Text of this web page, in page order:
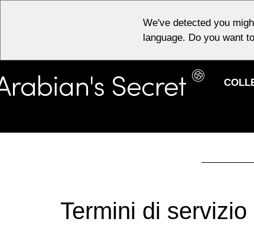
We've detected you
language. Do you want
Termini di servizio